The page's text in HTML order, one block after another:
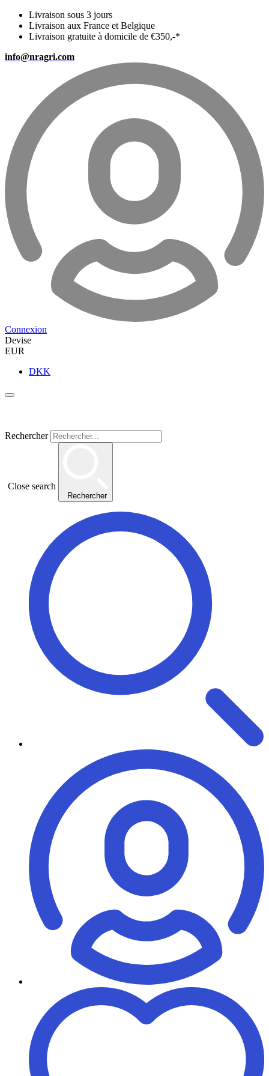
Livraison sous 3 jours
Livraison aux France et Belgique
Livraison gratuite à domicile de €350,-*
info@nragri.com
Connexion
Devise
EUR
DKK
Rechercher
Close search
Rechercher